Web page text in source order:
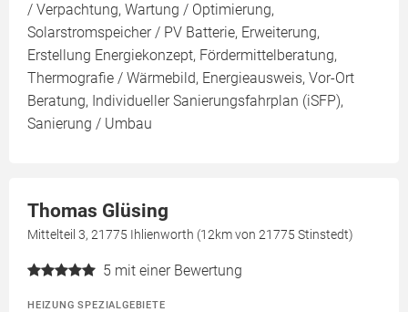
/ Verpachtung, Wartung / Optimierung,
Solarstromspeicher / PV Batterie, Erweiterung,
Erstellung Energiekonzept, Fördermittelberatung,
Thermografie / Wärmebild, Energieausweis, Vor-Ort
Beratung, Individueller Sanierungsfahrplan (iSFP),
Sanierung / Umbau
Thomas Glüsing
Mittelteil 3, 21775 Ihlienworth (12km von 21775 Stinstedt)
5 mit einer Bewertung
HEIZUNG SPEZIALGEBIETE